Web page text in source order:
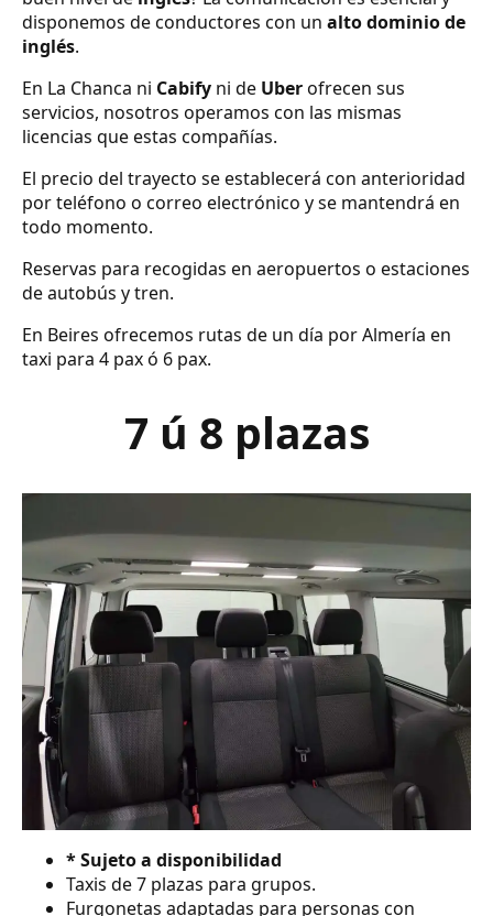
disponemos de conductores con un alto dominio de
inglés.
En La Chanca ni Cabify ni de Uberofrecen sus
servicios, nosotros operamos con las mismas
licencias que estas compañías.
El precio del trayecto se establecerá con anterioridad
por teléfono o correo electrónico y se mantendrá en
todo momento.
Reservas para recogidas en aeropuertos o estaciones
de autobús y tren.
En Beires ofrecemos rutas de un día por Almería en
taxi para 4 pax ó 6 pax.
7 ú 8 plazas
* Sujeto a disponibilidad
Taxis de 7 plazas para grupos.
Furgonetas adaptadas para personas con